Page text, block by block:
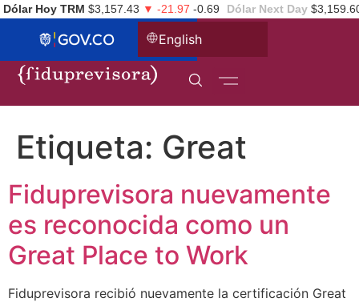
Dólar Hoy TRM $3,157.43 ▼ -21.97 -0.69 Dólar Next Day
English
Etiqueta: Great
Fiduprevisora nuevamente
es reconocida como un
Great Place to Work
Fiduprevisora recibió nuevamente la certificación Great